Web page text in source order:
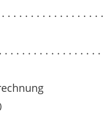
. . . . . . . . . . . . . . . . .
. . . . . . . . . . . . . . . .